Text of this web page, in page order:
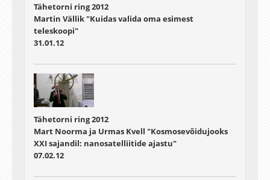
Tähetorni ring 2012
Martin Vällik "Kuidas valida oma esimest
teleskoopi"
31.01.12
Tähetorni ring 2012
Mart Noorma ja Urmas Kvell "Kosmosevõidujooks
XXI sajandil: nanosatelliitide ajastu"
07.02.12